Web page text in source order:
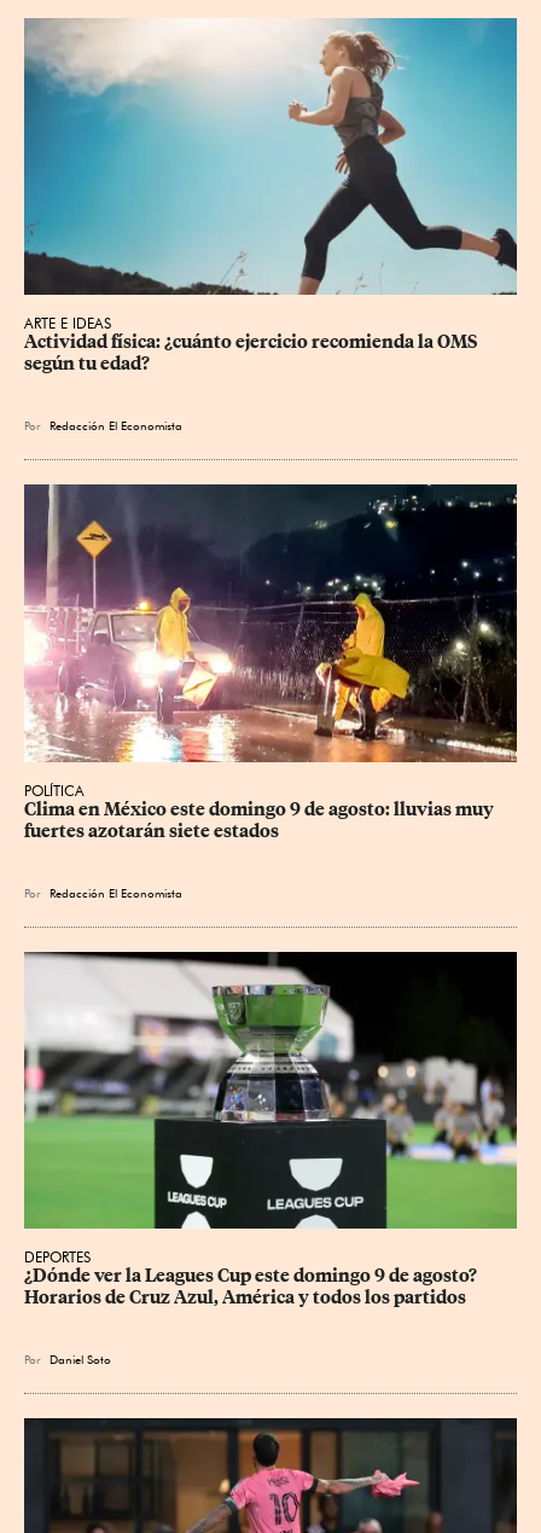
ARTE E IDEAS
Actividad física: ¿cuánto ejercicio recomienda la OMS
según tu edad?
Por Redacción El Economista
POLÍTICA
Clima en México este domingo 9 de agosto: lluvias muy
fuertes azotarán siete estados
Por Redacción El Economista
DEPORTES
¿Dónde ver la Leagues Cup este domingo 9 de agosto?
Horarios de Cruz Azul, América y todos los partidos
Por Daniel Soto